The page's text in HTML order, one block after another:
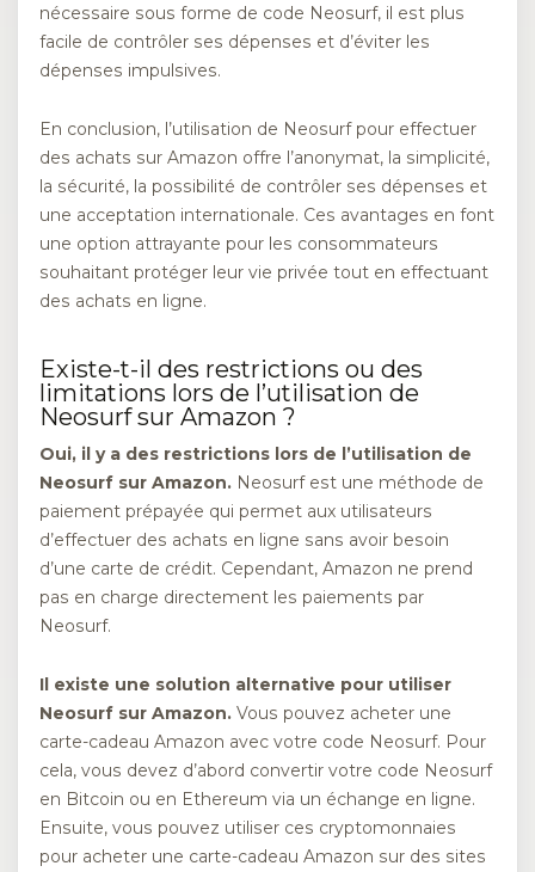
nécessaire sous forme de code Neosurf, il est plus
facile de contrôler ses dépenses et d’éviter les
dépenses impulsives.
En conclusion, l’utilisation de Neosurf pour effectuer
des achats sur Amazon offre l’anonymat, la simplicité,
la sécurité, la possibilité de contrôler ses dépenses et
une acceptation internationale. Ces avantages en font
une option attrayante pour les consommateurs
souhaitant protéger leur vie privée tout en effectuant
des achats en ligne.
Existe-t-il des restrictions ou des
limitations lors de l’utilisation de
Neosurf sur Amazon ?
Oui, il y a des restrictions lors de l’utilisation de
Neosurf sur Amazon. Neosurf est une méthode de
paiement prépayée qui permet aux utilisateurs
d’effectuer des achats en ligne sans avoir besoin
d’une carte de crédit. Cependant, Amazon ne prend
pas en charge directement les paiements par
Neosurf.
Il existe une solution alternative pour utiliser
Neosurf sur Amazon. Vous pouvez acheter une
carte-cadeau Amazon avec votre code Neosurf. Pour
cela, vous devez d’abord convertir votre code Neosurf
en Bitcoin ou en Ethereum via un échange en ligne.
Ensuite, vous pouvez utiliser ces cryptomonnaies
pour acheter une carte-cadeau Amazon sur des sites